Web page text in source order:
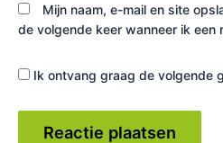
Mijn naam, e-mail en site
de volgende keer wanneer ik een
Ik ontvang graag de volgende